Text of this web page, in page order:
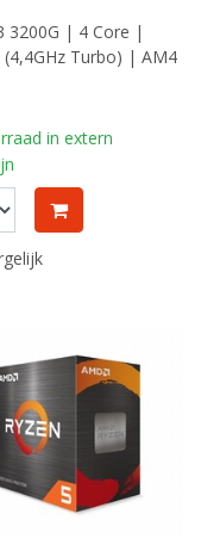
3200G | 4 Core |
(4,4GHz Turbo) | AM4
| CPU | TRAY
in extern